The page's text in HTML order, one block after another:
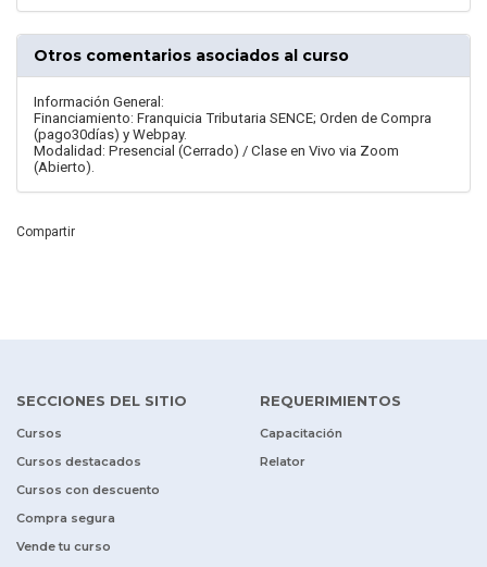
Otros comentarios asociados al curso
Información General:
Financiamiento: Franquicia Tributaria SENCE; Orden de Compra
(pago30días) y Webpay.
Modalidad: Presencial (Cerrado) / Clase en Vivo via Zoom
(Abierto).
Compartir
SECCIONES DEL SITIO
Cursos
Cursos destacados
Cursos con descuento
Compra segura
Vende tu curso
REQUERIMIENTOS
Capacitación
Relator